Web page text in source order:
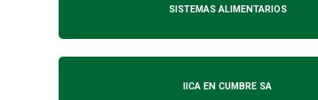
SISTEMAS ALIMENTARIOS
IICA EN CUMBRE SA